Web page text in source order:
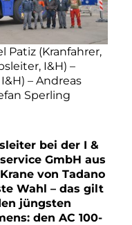
Patiz (Kranfahrer,
I&H) –
– Andreas
Sperling
bei der I &
GmbH aus
von Tadano
Wahl – das gilt
jüngsten
den AC 100-